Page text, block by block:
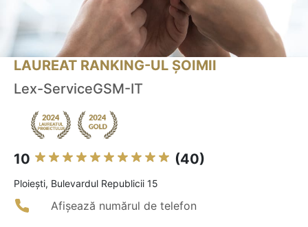
LAUREAT RANKING-UL ȘOIMII
Lex-ServiceGSM-IT
10 (40)
Ploieşti, Bulevardul Republicii 15
Afișează numărul de telefon